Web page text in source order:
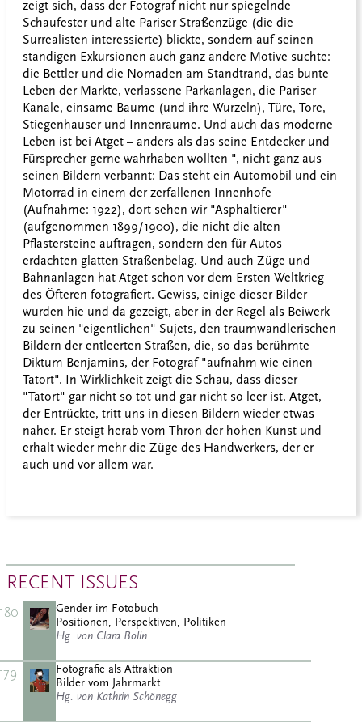
zeigt sich, dass der Fotograf nicht nur spiegelnde
Schaufester und alte Pariser Straßenzüge (die die
Surrealisten interessierte) blickte, sondern auf seinen
ständigen Exkursionen auch ganz andere Motive suchte:
die Bettler und die Nomaden am Standtrand, das bunte
Leben der Märkte, verlassene Parkanlagen, die Pariser
Kanäle, einsame Bäume (und ihre Wurzeln), Türe, Tore,
Stiegenhäuser und Innenräume. Und auch das moderne
Leben ist bei Atget – anders als das seine Entdecker und
Fürsprecher gerne wahrhaben wollten ", nicht ganz aus
seinen Bildern verbannt: Das steht ein Automobil und ein
Motorrad in einem der zerfallenen Innenhöfe
(Aufnahme: 1922), dort sehen wir "Asphaltierer"
(aufgenommen 1899/1900), die nicht die alten
Pflastersteine auftragen, sondern den für Autos
erdachten glatten Straßenbelag. Und auch Züge und
Bahnanlagen hat Atget schon vor dem Ersten Weltkrieg
des Öfteren fotografiert. Gewiss, einige dieser Bilder
wurden hie und da gezeigt, aber in der Regel als Beiwerk
zu seinen "eigentlichen" Sujets, den traumwandlerischen
Bildern der entleerten Straßen, die, so das berühmte
Diktum Benjamins, der Fotograf "aufnahm wie einen
Tatort". In Wirklichkeit zeigt die Schau, dass dieser
"Tatort" gar nicht so tot und gar nicht so leer ist. Atget,
der Entrückte, tritt uns in diesen Bildern wieder etwas
näher. Er steigt herab vom Thron der hohen Kunst und
erhält wieder mehr die Züge des Handwerkers, der er
auch und vor allem war.
RECENT ISSUES
180
Gender im Fotobuch
Positionen, Perspektiven, Politiken
Hg. von Clara Bolin
179
Fotografie als Attraktion
Bilder vom Jahrmarkt
Hg. von Kathrin Schönegg